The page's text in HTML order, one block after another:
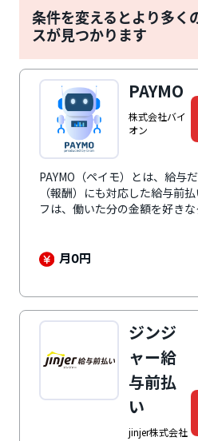
条件を変えるとより多く
スが見つかります
PAYMO
株式会社バイ
オン
PAYMO（ペイモ）とは、給与
（報酬）にも対応した給与前
フは、働いた分の金額を好き
24時間365日ほぼリアルタイ
導入にあたって初期費用・月
ありません。さらに、立替払い
月0円
ジンジ
ャー給
与前払
い
jinjer株式会社